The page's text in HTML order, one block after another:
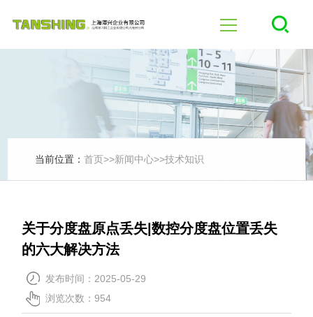
首页
四轴
五轴
行业应用
新闻中心
当前位置：首页>>新闻中心>>技术知识
关于分度盘原点丢失|数控分度盘位置丢失
的六大解决方法
发布时间：2025-05-29
浏览次数：954